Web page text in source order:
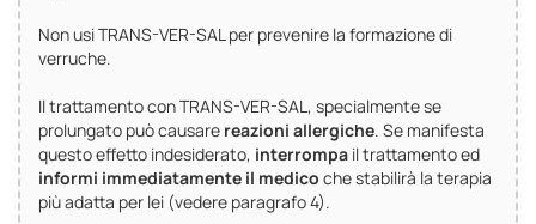
Non usi TRANS-VER-SAL per prevenire la formazione di
verruche.
Il trattamento con TRANS-VER-SAL, specialmente se
prolungato può causare reazioni allergiche. Se manifesta
questo effetto indesiderato, interrompa il trattamento ed
informi immediatamente il medico che stabilirà la terapia
più adatta per lei (vedere paragrafo 4).